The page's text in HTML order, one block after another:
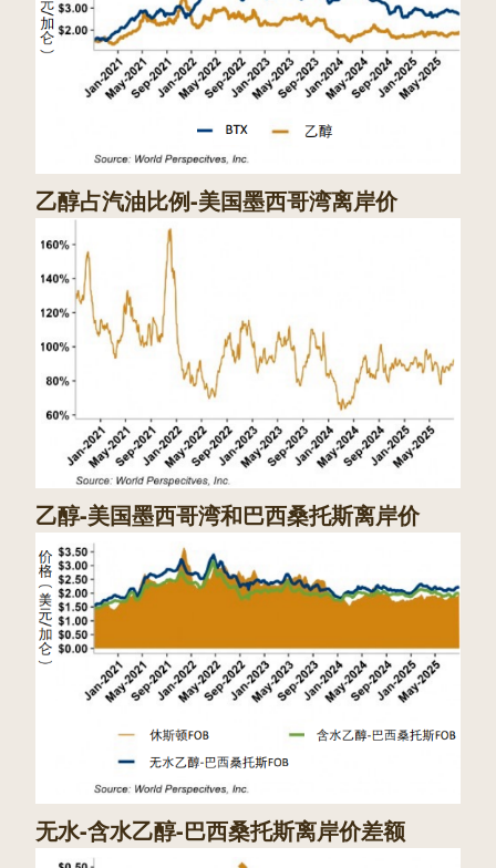
乙醇占汽油比例-美国墨西哥湾离岸价
乙醇-美国墨西哥湾和巴西桑托斯离岸价
无水-含水乙醇-巴西桑托斯离岸价差额